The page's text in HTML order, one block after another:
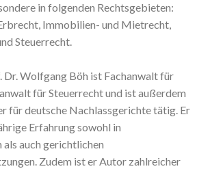
in folgenden Rechtsgebieten:
Immobilien- und Mietrecht,
Steuerrecht.
Dr. Wolfgang Böh ist Fachanwalt für
für Steuerrecht und ist außerdem
für deutsche Nachlassgerichte tätig. Er
Erfahrung sowohl in
auch gerichtlichen
Zudem ist er Autor zahlreicher